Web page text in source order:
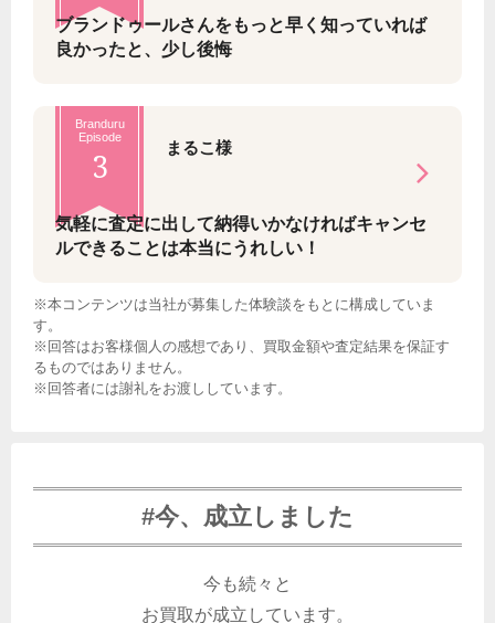
ブランドゥールさんをもっと早く知っていれば
良かったと、少し後悔
Branduru
Episode
3 まるこ様
気軽に査定に出して納得いかなければキャンセ
ルできることは本当にうれしい！
※本コンテンツは当社が募集した体験談をもとに構成していま
す。
※回答はお客様個人の感想であり、買取金額や査定結果を保証す
るものではありません。
※回答者には謝礼をお渡ししています。
#今、成立しました
今も続々と
お買取が成立しています。